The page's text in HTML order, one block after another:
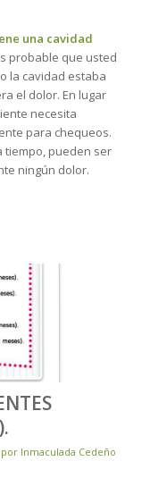
una cavidad
probable que usted
la cavidad estaba
el dolor. En lugar
necesita
para chequeos.
tiempo, pueden ser
ningún dolor.
por Inmaculada Cedeño